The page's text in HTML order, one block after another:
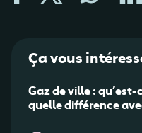
Ça vous
Gaz de ville : qu’est-
quelle différence